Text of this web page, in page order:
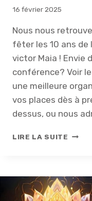
2
9
J
U
N
2
0
16 février 2025
Nous nous
fêter les 10 ans de
victor Maia ! Envie
conférence? Voir
une meilleure
vos places dès à
dessus, ou nous
LIRE LA SUITE A
L
A
T